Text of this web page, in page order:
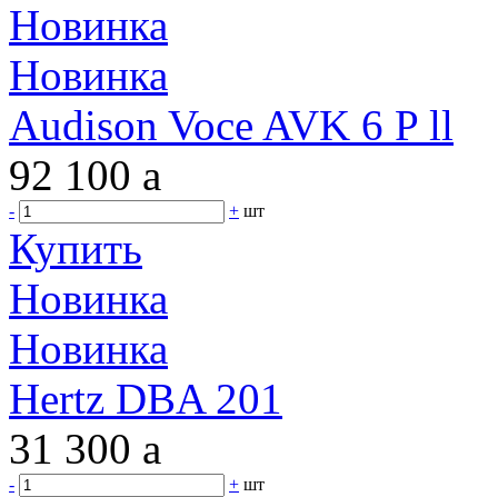
Новинка
Новинка
Audison Voce AVK 6 P ll
92 100 a
- + шт
Купить
Новинка
Новинка
Hertz DBA 201
31 300 a
- + шт